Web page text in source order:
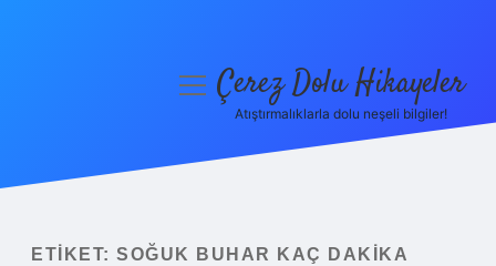
Yasal Uyarı
menüyüÇerez Dolu Hikayeler
Atıştırmalıklarla dolu neşeli bilgiler!
ETIKET: SOĞUK BUHAR KAÇ DAKIKA